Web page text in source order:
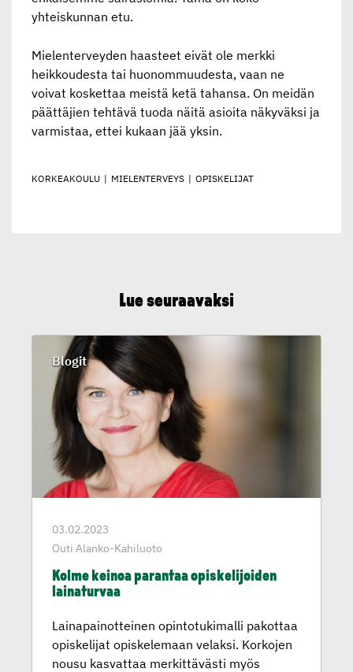
yhteiskunnan etu.
Mielenterveyden haasteet eivät ole merkki
heikkoudesta tai huonommuudesta, vaan ne
voivat koskettaa meistä ketä tahansa. On meidän
päättäjien tehtävä tuoda näitä asioita näkyväksi ja
varmistaa, ettei kukaan jää yksin.
KORKEAKOULU | MIELENTERVEYS | OPISKELIJAT
Lue seuraavaksi
03.02.2023
Outi Alanko-Kahiluoto
Kolme keinoa parantaa opiskeli­joiden
lainaturvaa
Lainapainotteinen opintotukimalli pakottaa
opiskelijat opiskelemaan velaksi. Korkojen
nousu kasvattaa merkittävästi myös
Blogit